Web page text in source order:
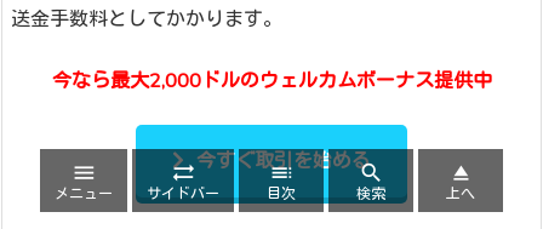
送金手数料としてかかります。
今なら最大2,000ドルのウェルカムボーナス提供中
今すぐ取引を始める

メニュー

サイドバー

目次

検索

上へ